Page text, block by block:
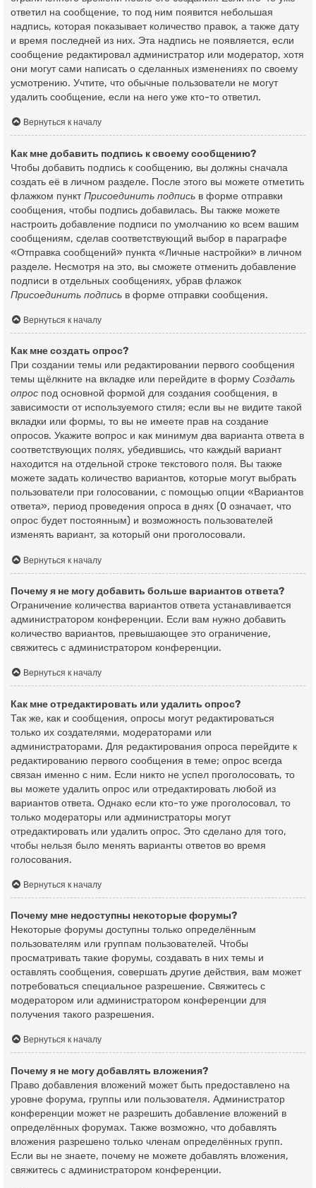
ответил на сообщение, то под ним появится небольшая
надпись, которая показывает количество правок, а также дату
и время последней из них. Эта надпись не появляется, если
сообщение редактировал администратор или модератор, хотя
они могут сами написать о сделанных изменениях по своему
усмотрению. Учтите, что обычные пользователи не могут
удалить сообщение, если на него уже кто-то ответил.
Вернуться к началу
Как мне добавить подпись к своему сообщению?
Чтобы добавить подпись к сообщению, вы должны сначала
создать её в личном разделе. После этого вы можете отметить
флажком пунктПрисоединить подпись в форме отправки
сообщения, чтобы подпись добавилась. Вы также можете
настроить добавление подписи по умолчанию ко всем вашим
сообщениям, сделав соответствующий выбор в параграфе
«Отправка сообщений» пункта «Личные настройки» в личном
разделе. Несмотря на это, вы сможете отменить добавление
подписи в отдельных сообщениях, убрав флажок
Присоединить подпись в форме отправки сообщения.
Вернуться к началу
Как мне создать опрос?
При создании темы или редактировании первого сообщения
темы щёлкните на вкладке или перейдите в форму Создать
опрос под основной формой для создания сообщения, в
зависимости от используемого стиля; если вы не видите такой
вкладки или формы, то вы не имеете прав на создание
опросов. Укажите вопрос и как минимум два варианта ответа в
соответствующих полях, убедившись, что каждый вариант
находится на отдельной строке текстового поля. Вы также
можете задать количество вариантов, которые могут выбрать
пользователи при голосовании, с помощью опции «Вариантов
ответа», период проведения опроса в днях (0 означает, что
опрос будет постоянным) и возможность пользователей
изменять вариант, за который они проголосовали.
Вернуться к началу
Почему я не могу добавить больше вариантов ответа?
Ограничение количества вариантов ответа устанавливается
администратором конференции. Если вам нужно добавить
количество вариантов, превышающее это ограничение,
свяжитесь с администратором конференции.
Вернуться к началу
Как мне отредактировать или удалить опрос?
Так же, как и сообщения, опросы могут редактироваться
только их создателями, модераторами или
администраторами. Для редактирования опроса перейдите к
редактированию первого сообщения в теме; опрос всегда
связан именно с ним. Если никто не успел проголосовать, то
вы можете удалить опрос или отредактировать любой из
вариантов ответа. Однако если кто-то уже проголосовал, то
только модераторы или администраторы могут
отредактировать или удалить опрос. Это сделано для того,
чтобы нельзя было менять варианты ответов во время
голосования.
Вернуться к началу
Почему мне недоступны некоторые форумы?
Некоторые форумы доступны только определённым
пользователям или группам пользователей. Чтобы
просматривать такие форумы, создавать в них темы и
оставлять сообщения, совершать другие действия, вам может
потребоваться специальное разрешение. Свяжитесь с
модератором или администратором конференции для
получения такого разрешения.
Вернуться к началу
Почему я не могу добавлять вложения?
Право добавления вложений может быть предоставлено на
уровне форума, группы или пользователя. Администратор
конференции может не разрешить добавление вложений в
определённых форумах. Также возможно, что добавлять
вложения разрешено только членам определённых групп.
Если вы не знаете, почему не можете добавлять вложения,
свяжитесь с администратором конференции.